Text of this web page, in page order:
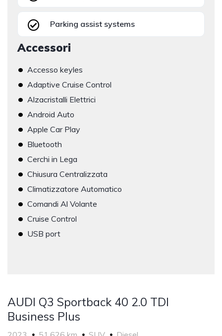
Parking assist systems
Accessori
• Accesso keyles
• Adaptive Cruise Control
• Alzacristalli Elettrici
• Android Auto
• Apple Car Play
• Bluetooth
• Cerchi in Lega
• Chiusura Centralizzata
• Climatizzatore Automatico
• Comandi Al Volante
• Cruise Control
• USB port
AUDI Q3 Sportback 40 2.0 TDI
Business Plus